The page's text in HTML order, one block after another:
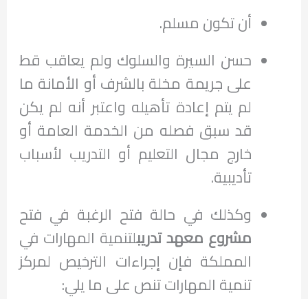
أن تكون مسلم.
حسن السيرة والسلوك ولم يعاقب قط
على جريمة مخلة بالشرف أو الأمانة ما
لم يتم إعادة تأهيله واعتبر أنه لم يكن
قد سبق فصله من الخدمة العامة أو
خارج مجال التعليم أو التدريب لأسباب
تأديبية.
وكذلك في حالة فتح الرغبة في فتح
مشروع معهد تدريبلتنمية المهارات في
المملكة فإن إجراءات الترخيص لمركز
تنمية المهارات تنص على ما يلي: